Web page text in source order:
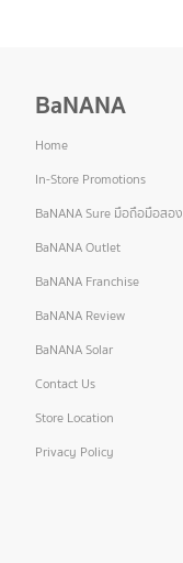
BaNANA
Home
In-Store Promotions
BaNANA Sure มือถือมือสอง
BaNANA Outlet
BaNANA Franchise
BaNANA Review
BaNANA Solar
Contact Us
Store Location
Privacy Policy